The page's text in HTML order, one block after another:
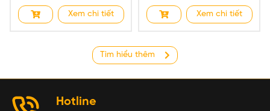
Xem chi tiết Xem chi tiết
Tìm hiểu thêm
Hotline